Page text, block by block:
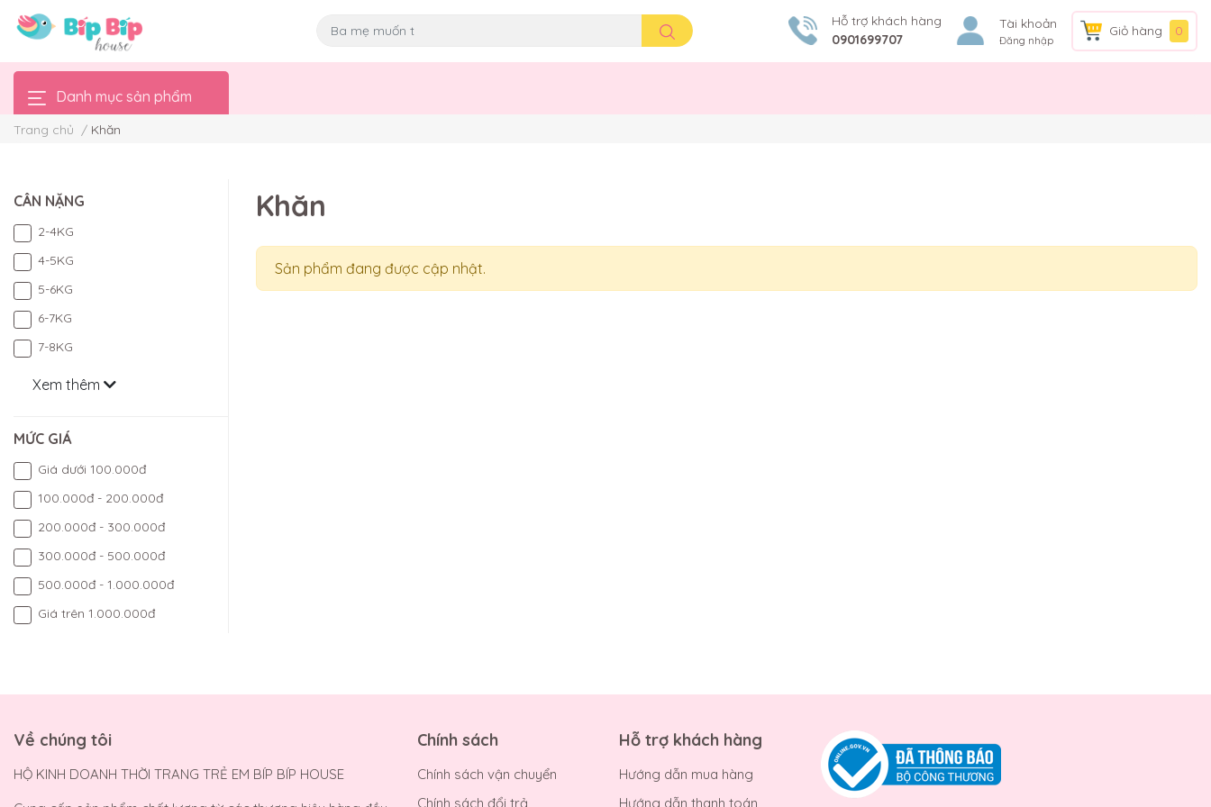
Hỗ trợ khách hàng
0901699707
Tài khoản
Đăng nhập
Giỏ hàng 0
Danh mục sản phẩm
Trang chủ / Khăn
CÂN NẶNG
2-4KG
4-5KG
5-6KG
6-7KG
7-8KG
Xem thêm
MỨC GIÁ
Giá dưới 100.000đ
100.000đ - 200.000đ
200.000đ - 300.000đ
300.000đ - 500.000đ
500.000đ - 1.000.000đ
Giá trên 1.000.000đ
Khăn
Sản phẩm đang được cập nhật.
Về chúng tôi
HỘ KINH DOANH THỜI TRANG TRẺ EM BÍP BÍP HOUSE
Chính sách
Chính sách vận chuyển
Chính sách đổi trả
Hỗ trợ khách hàng
Hướng dẫn mua hàng
Hướng dẫn thanh toán